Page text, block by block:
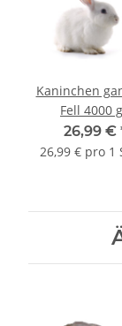
Kaninchen
Fell 4000
26,99 €
26,99 € pro 1